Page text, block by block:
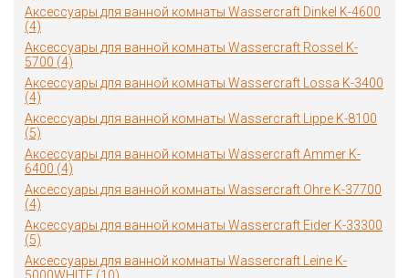
Аксессуары для ванной комнаты Wassercraft Dinkel K-4600
(4)
Аксессуары для ванной комнаты Wassercraft Rossel K-
5700 (4)
Аксессуары для ванной комнаты Wassercraft Lossa K-3400
(4)
Аксессуары для ванной комнаты Wassercraft Lippe K-8100
(5)
Аксессуары для ванной комнаты Wassercraft Ammer K-
6400 (4)
Аксессуары для ванной комнаты Wassercraft Ohre K-37700
(4)
Аксессуары для ванной комнаты Wassercraft Eider K-33300
(5)
Аксессуары для ванной комнаты Wassercraft Leine K-